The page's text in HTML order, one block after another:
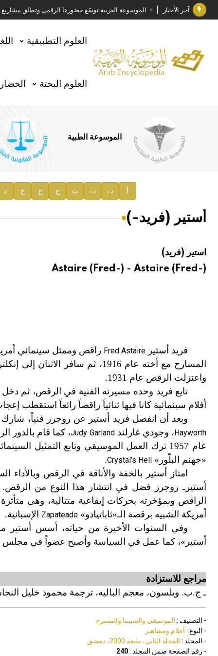
آخر الأخبار الموسوعة العربية توسّع حضورها الرقمي وتطلق مشاريع
جائزة مجمع الملك سلمان العالمي للغة العربية 2025
الأستاذ إياد خالد الطباع مدير عام لهيئة الموسوعة العربية
السيد محمد ياسين صالح وزيرا للثقافة
توصيات مجلس الإدارة
صدور المجلد السابع من موسوعة الآثار في سورية
إعلان..
هيئة الموسوعة العربية تطلق موسوعات جديدة في عام 2026
العلوم التطبيقية
العلوم البحتة
الموسوعة الطبية
أ ب ت ث ج ح خ د
أستير (فريد-)
استير (فريد)
Astaire (Fred-) - Astaire (Fred-)
فريد أستير Fred Astaire راقص وممثل سينمائي
واعتزلت الرقص عام 1931.
تابع فريد وحده مسيرته الفنية في الرقص، ثم
أفلام سينمائية كانا فيها ثنائياً راقصاً رائعاً استقطب
وبعد أن انفصل فريد أستير عن روجرز فنياً، شارك
Hayworth، وجودي غارلندJudy Garland، كما قام بالدور
عام 1957 ترك العمل الموسيقي وتابع التمثيل السينمائي حتى عام 1981 حين نال جائزة الأوسكار
«جهنم البلّور» Crystal’s Hell
.
امتاز أستير بالخفة والأناقة في الرقص
أستيرـ روجرز فضل في انتشار هذا النوع من
الراقص وبمؤخرته بحركات إيقاعية متتالية، وهي
أمريكة الشبيه برقصة الـ«ثاباتيادو» Zapateado
الإسبانية.
وفي السنوات الأخيرة من حياته، أسس
أستير»، كما عمل في السياسة وأصبح عضواً في مجلس
مراجع للاستزادة
ـ ج.ب. ويلسون، معجم الباليه، ترجمة محمود خليل
- التصنيف : الموسيقى والسينما والمسرح
- النوع : أعلام ومشاهير
- المجلد : المجلد الثاني، طبعة 2000، دمشق
- رقم الصفحة ضمن المجلد :240